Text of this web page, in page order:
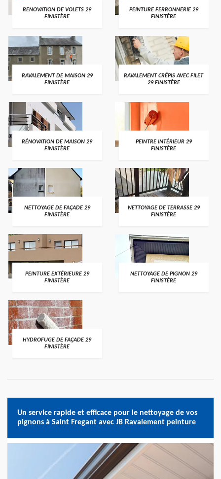
RENOVATION DE VOLETS 29
FINISTÈRE
PEINTURE FERRONNERIE 29
FINISTÈRE
RAVALEMENT DE MAISON 29
FINISTÈRE
RAVALEMENT CRÉPIS AVEC FILET
29 FINISTÈRE
RÉNOVATION DE MAISON 29
FINISTÈRE
PEINTRE INTÉRIEUR 29
FINISTÈRE
NETTOYAGE DE FAÇADE 29
FINISTÈRE
NETTOYAGE DE TERRASSE 29
FINISTÈRE
PEINTURE EXTÉRIEURE 29
FINISTÈRE
NETTOYAGE DE PIGNON 29
FINISTÈRE
HYDROFUGE DE FAÇADE 29
FINISTÈRE
Un service rapide et efficace pour le nettoyage de vos
pignons à Saint Fregant avec JB Ravalement peinture